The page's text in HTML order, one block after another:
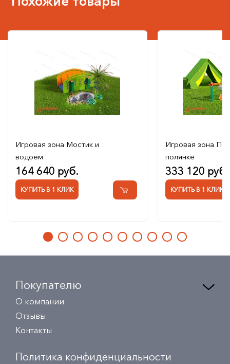
Игровая зона Мостик и
водоем
164 640 руб.
КУПИТЬ В 1 КЛИК
Игровая зона
полянке
333 120 руб.
КУПИТЬ В 1 КЛИК
Покупателю
О компании
Отзывы
Контакты
Политика конфиденциальности